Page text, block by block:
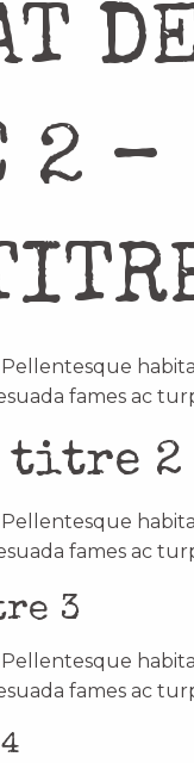
2 –
fames ac
titre 2
fames ac
3
Pellentesque
fames ac